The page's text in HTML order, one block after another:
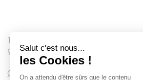
110 Boulevard Gallieni
92130 Issy-les-Moulineaux
09 86 20 43 16